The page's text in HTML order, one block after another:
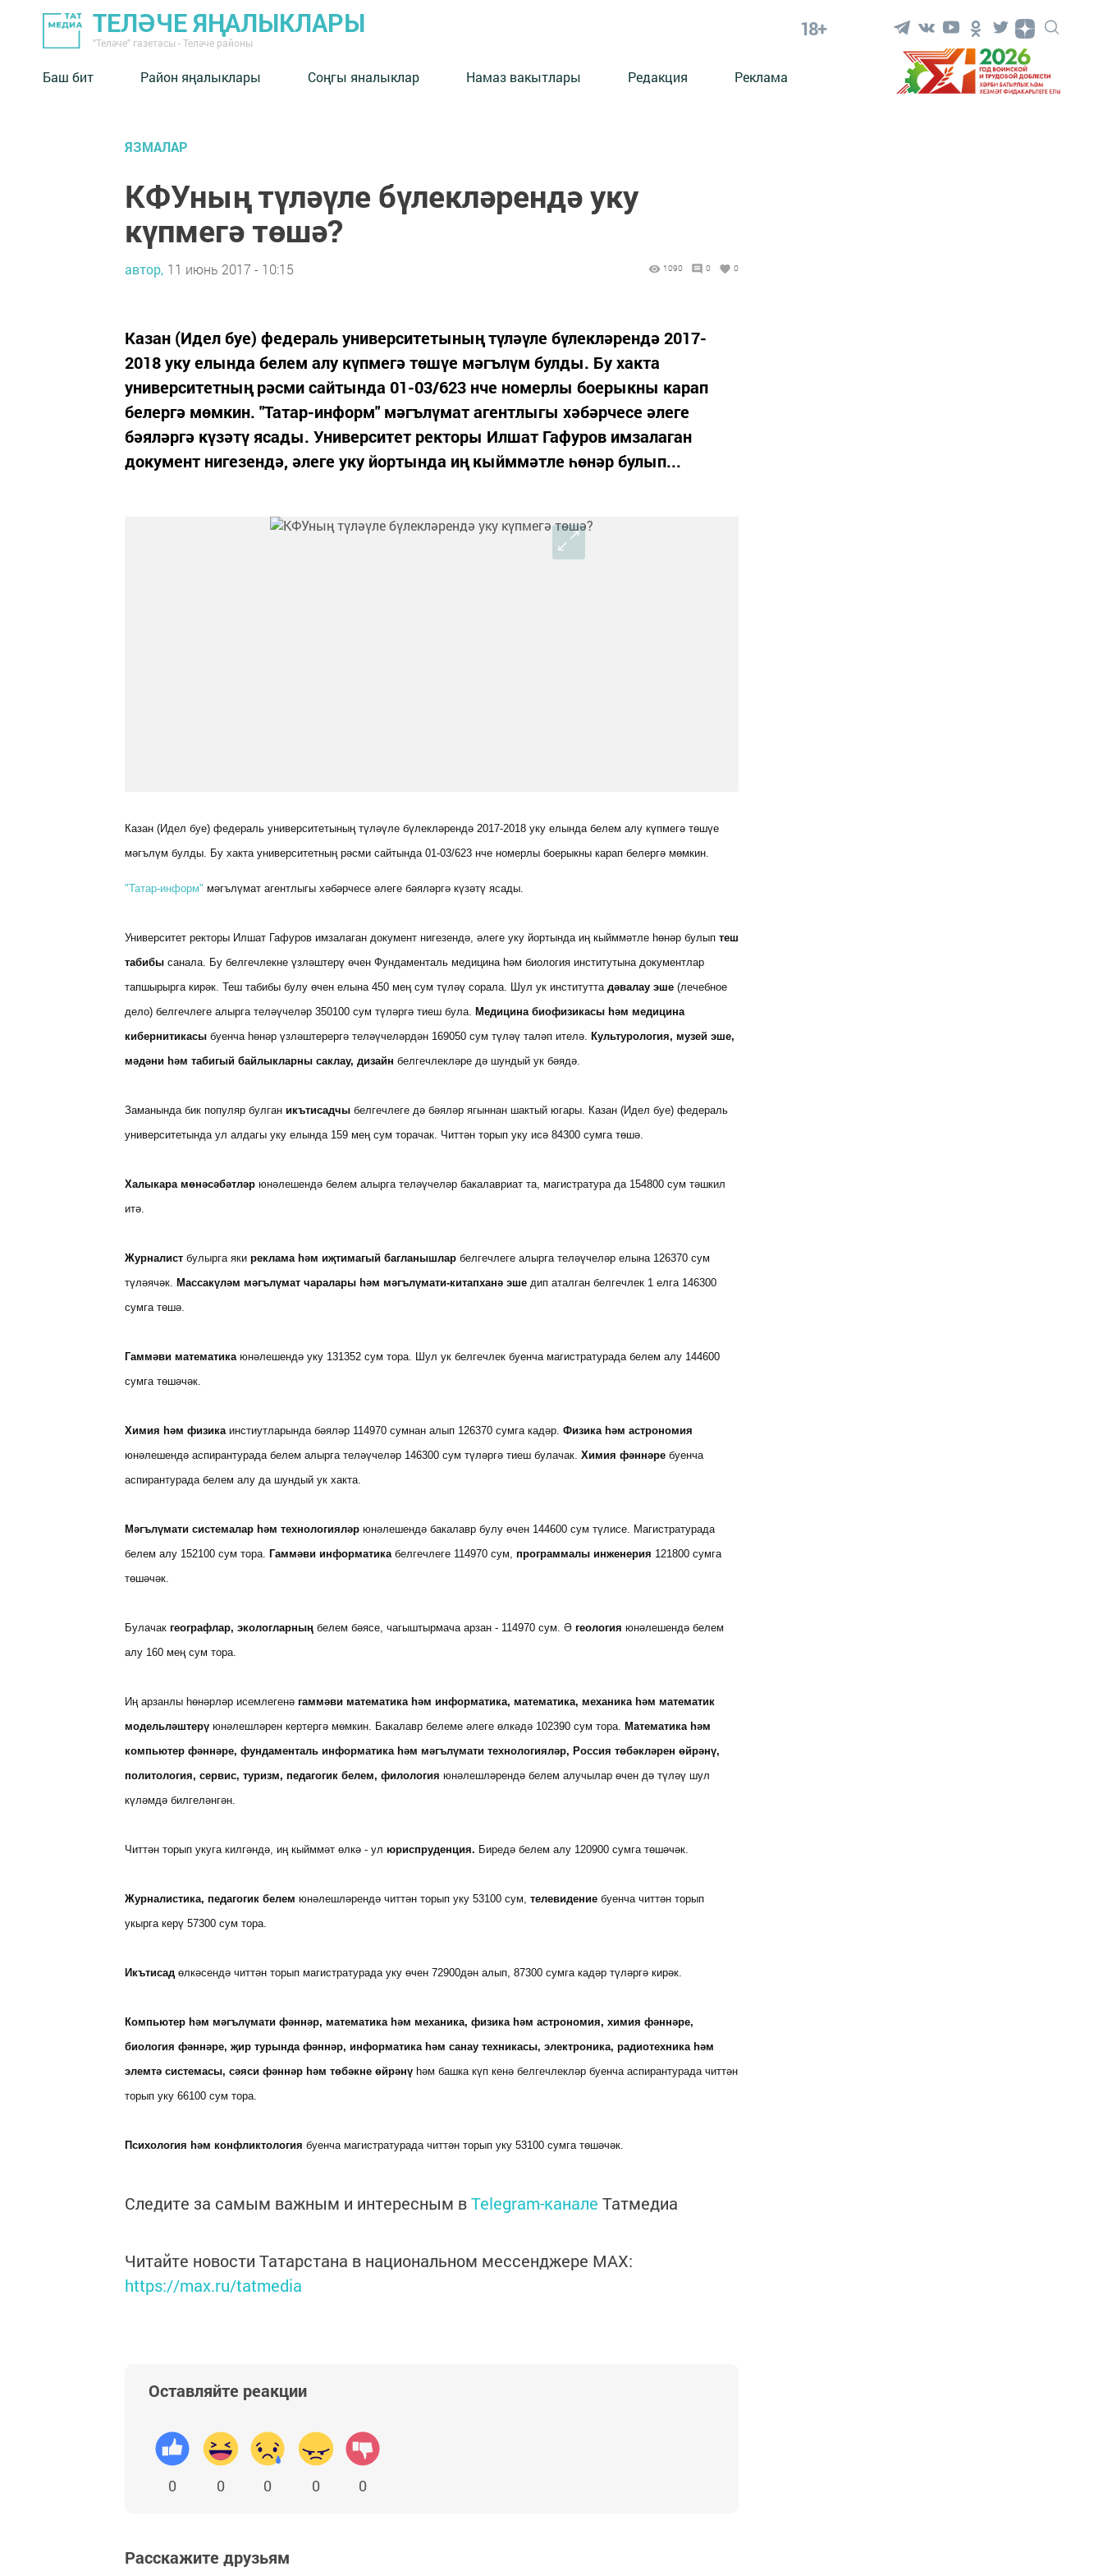
ТЕЛӘЧЕ ЯҢАЛЫКЛАРЫ
"Теләче" газетасы - Теләче районы
18+
Баш бит Район яңалыклары Соңгы яналыклар Намаз вакытлары Редакция Реклама
ЯЗМАЛАР
КФУның түләүле бүлекләрендә уку
күпмегә төшә?
автор, 11 июнь 2017 - 10:15 1090 0 0
Казан (Идел буе) федераль университетының түләүле бүлекләрендә 2017-
2018 уку елында белем алу күпмегә төшүе мәгълүм булды. Бу хакта
университетның рәсми сайтында 01-03/623 нче номерлы боерыкны карап
белергә мөмкин. "Татар-информ" мәгълүмат агентлыгы хәбәрчесе әлеге
бәяләргә күзәтү ясады. Университет ректоры Илшат Гафуров имзалаган
документ нигезендә, әлеге уку йортында иң кыйммәтле һөнәр булып...
Казан (Идел буе) федераль университетының түләүле бүлекләрендә 2017-2018 уку елында белем алу күпмегә төшүе
мәгълүм булды. Бу хакта университетның рәсми сайтында 01-03/623 нче номерлы боерыкны карап белергә мөмкин.
"Татар-информ" мәгълүмат агентлыгы хәбәрчесе әлеге бәяләргә күзәтү ясады.
Университет ректоры Илшат Гафуров имзалаган документ нигезендә, әлеге уку йортында иң кыйммәтле һөнәр булып теш
табибы санала. Бу белгечлекне үзләштерү өчен Фундаменталь медицина һәм биология институтына документлар
тапшырырга кирәк. Теш табибы булу өчен елына 450 мең сум түләү сорала. Шул ук институтта дәвалау эше (лечебное
дело) белгечлеге алырга теләүчеләр 350100 сум түләргә тиеш була. Медицина биофизикасы һәм медицина
кибернитикасы буенча һөнәр үзләштерергә теләүчеләрдән 169050 сум түләү таләп ителә. Культурология, музей эше,
мәдәни һәм табигый байлыкларны саклау, дизайн белгечлекләре дә шундый ук бәядә.
Заманында бик популяр булган икътисадчы белгечлеге дә бәяләр ягыннан шактый югары. Казан (Идел буе) федераль
университетында ул алдагы уку елында 159 мең сум торачак. Читтән торып уку исә 84300 сумга төшә.
Халыкара мөнәсәбәтләр юнәлешендә белем алырга теләүчеләр бакалавриат та, магистратура да 154800 сум тәшкил
итә.
Журналист булырга яки реклама һәм иҗтимагый багланышлар белгечлеге алырга теләүчеләр елына 126370 сум
түләячәк. Массакүләм мәгълүмат чаралары һәм мәгълүмати-китапханә эше дип аталган белгечлек 1 елга 146300
сумга төшә.
Гаммәви математикаюнәлешендә уку 131352 сум тора. Шул ук белгечлек буенча магистратурада белем алу 144600
сумга төшәчәк.
Химия һәм физикаинстиутларында бәяләр 114970 сумнан алып 126370 сумга кадәр. Физика һәм астрономия
юнәлешендә аспирантурада белем алырга теләүчеләр 146300 сум түләргә тиеш булачак. Химия фәннәре буенча
аспирантурада белем алу да шундый ук хакта.
Мәгълүмати системалар һәм технологияләр юнәлешендә бакалавр булу өчен 144600 сум түлисе. Магистратурада
белем алу 152100 сум тора. Гаммәви информатика белгечлеге 114970 сум, программалы инженерия 121800 сумга
төшәчәк.
Булачак географлар, экологларның белем бәясе, чагыштырмача арзан - 114970 сум. Ә геология юнәлешендә белем
алу 160 мең сум тора.
Иң арзанлы һөнәрләр исемлегенә гаммәви математика һәм информатика, математика, механика һәм математик
модельләштерү юнәлешләрен кертергә мөмкин. Бакалавр белеме әлеге өлкәдә 102390 сум тора. Математика һәм
компьютер фәннәре, фундаменталь информатика һәм мәгълүмати технологияләр, Россия төбәкләрен өйрәнү,
политология, сервис, туризм, педагогик белем, филология юнәлешләрендә белем алучылар өчен дә түләү шул
күләмдә билгеләнгән.
Читтән торып укуга килгәндә, иң кыйммәт өлкә - ул юриспруденция. Биредә белем алу 120900 сумга төшәчәк.
Журналистика, педагогик белем юнәлешләрендә читтән торып уку 53100 сум, телевидение буенча читтән торып
укырга керү 57300 сум тора.
Икътисад өлкәсендә читтән торып магистратурада уку өчен 72900дән алып, 87300 сумга кадәр түләргә кирәк.
Компьютер һәм мәгълүмати фәннәр, математика һәм механика, физика һәм астрономия, химия фәннәре,
биология фәннәре, җир турында фәннәр, информатика һәм санау техникасы, электроника, радиотехника һәм
элемтә системасы, сәяси фәннәр һәм төбәкне өйрәнү һәм башка күп кенә белгечлекләр буенча аспирантурада читтән
торып уку 66100 сум тора.
Психология һәм конфликтология буенча магистратурада читтән торып уку 53100 сумга төшәчәк.
Следите за самым важным и интересным вTelegram-канале Татмедиа
Читайте новости Татарстана в национальном мессенджере MАХ:
https://max.ru/tatmedia
Оставляйте реакции
0 0 0 0 0
Расскажите друзьям